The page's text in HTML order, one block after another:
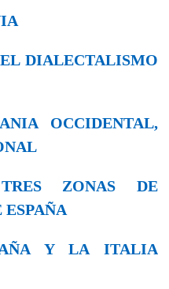
DIALECTALISMO
OCCIDENTAL,
ZONAS DE
Y LA ITALIA